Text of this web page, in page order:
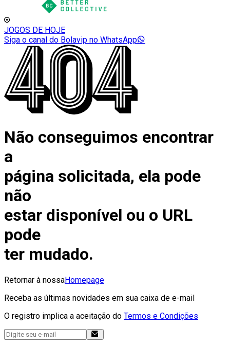
JOGOS DE HOJE
Siga o canal do Bolavip no WhatsApp
Não conseguimos encontrar
a
página solicitada, ela pode
não
estar disponível ou o URL
pode
ter mudado.
Retornar à nossaHomepage
Receba as últimas novidades em sua caixa de e-mail
O registro implica a aceitação do Termos e Condições